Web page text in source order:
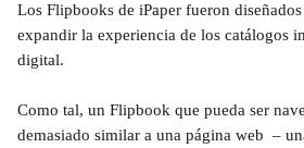
Los Flipbooks de iPaper fueron
expandir la experiencia de los catálogos
digital.
Como tal, un Flipbook que pueda ser
demasiado similar a una página web  –